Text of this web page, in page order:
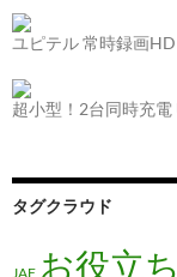
ユピテル 常時録画
超小型！2台同時充
タグクラウド
JAF お役立ち